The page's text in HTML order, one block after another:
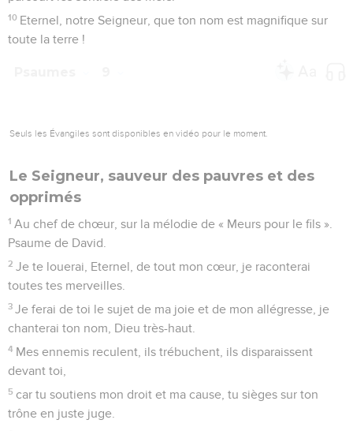
10 Eternel, notre Seigneur, que ton nom est magnifique sur
toute la terre !
Seuls les Évangiles sont disponibles en vidéo pour le moment.
Le Seigneur, sauveur des pauvres et des
opprimés
1 Au chef de chœur, sur la mélodie de « Meurs pour le fils ».
Psaume de David.
2 Je te louerai, Eternel, de tout mon cœur, je raconterai
toutes tes merveilles.
3 Je ferai de toi le sujet de ma joie et de mon allégresse, je
chanterai ton nom, Dieu très-haut.
4 Mes ennemis reculent, ils trébuchent, ils disparaissent
devant toi,
5 car tu soutiens mon droit et ma cause, tu sièges sur ton
trône en juste juge.